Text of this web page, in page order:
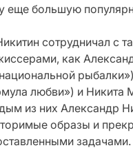
еще большую
сотрудничал с
как
любви») и Никита
из них Александр
образы и
задачами.